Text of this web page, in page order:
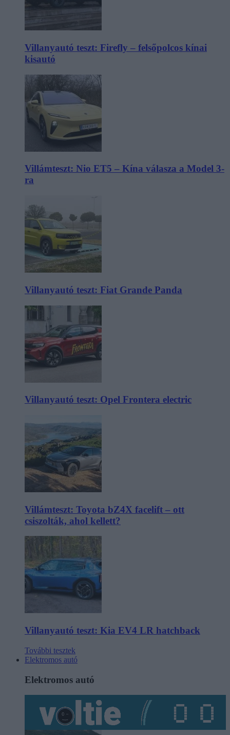
Villanyautó teszt: Firefly – felsőpolcos kínai
kisautó
Villámteszt: Nio ET5 – Kína válasza a Model 3-
ra
Villanyautó teszt: Fiat Grande Panda
Villanyautó teszt: Opel Frontera electric
Villámteszt: Toyota bZ4X facelift – ott
csiszolták, ahol kellett?
Villanyautó teszt: Kia EV4 LR hatchback
További tesztek
Elektromos autó
Elektromos autó